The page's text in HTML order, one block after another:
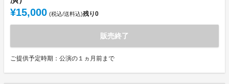
¥15,000 (税込/送料込)残り0
販売終了
ご提供予定時期：公演の１ヵ月前まで